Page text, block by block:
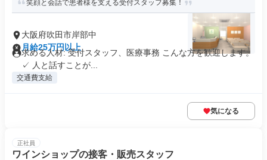
笑顔と会話で患者様を支える受付スタッフ募集！
大阪府吹田市岸部中
月給25万円以上
求める人材: 受付スタッフ、医療事務 こんな方を歓迎します。
✓ 人と話すことが...
交通費支給
気になる
正社員
ワインショップの接客・販売スタッフ